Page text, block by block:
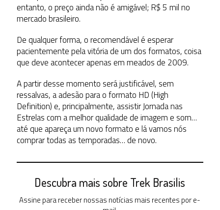
entanto, o preço ainda não é amigável; R$ 5 mil no
mercado brasileiro.
De qualquer forma, o recomendável é esperar
pacientemente pela vitória de um dos formatos, coisa
que deve acontecer apenas em meados de 2009.
A partir desse momento será justificável, sem
ressalvas, a adesão para o formato HD (High
Definition) e, principalmente, assistir Jornada nas
Estrelas com a melhor qualidade de imagem e som…
até que apareça um novo formato e lá vamos nós
comprar todas as temporadas… de novo.
Descubra mais sobre Trek Brasilis
Assine para receber nossas notícias mais recentes por e-